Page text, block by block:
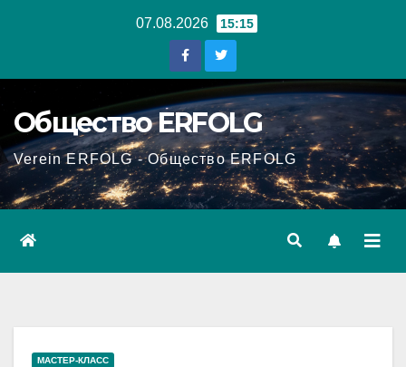
07.08.2026 15:15
Общество ERFOLG
Verein ERFOLG - Общество ERFOLG
МАСТЕР-КЛАСС